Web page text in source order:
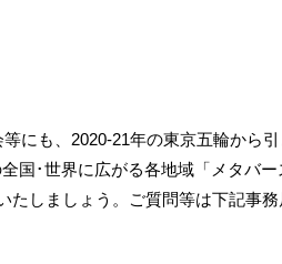
にも、2020-21年の東京五輪から
国･世界に広がる各地域「メタバ
たしましょう。ご質問等は下記事